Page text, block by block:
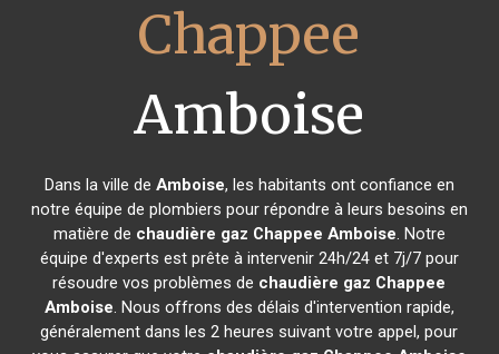
Chappee
Amboise
Dans la ville de Amboise, les habitants ont confiance en
notre équipe de plombiers pour répondre à leurs besoins en
matière de chaudière gaz Chappee Amboise. Notre
équipe d'experts est prête à intervenir 24h/24 et 7j/7 pour
résoudre vos problèmes de chaudière gaz Chappee
Amboise. Nous offrons des délais d'intervention rapide,
généralement dans les 2 heures suivant votre appel, pour